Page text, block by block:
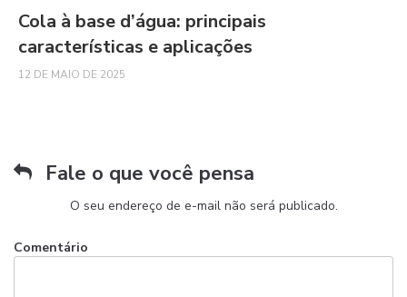
Cola à base d’água: principais
características e aplicações
12 DE MAIO DE 2025
Fale o que você pensa
O seu endereço de e-mail não será publicado.
Comentário